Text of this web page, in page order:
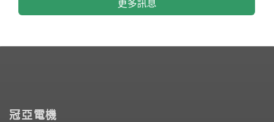
更多訊息
冠亞電機